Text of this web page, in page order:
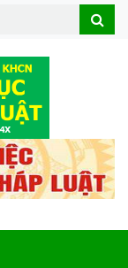
Search